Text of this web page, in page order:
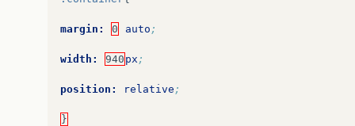
</div>
</section>
margin: 0 auto ;
width: 940 px ;
position: relative ;
}